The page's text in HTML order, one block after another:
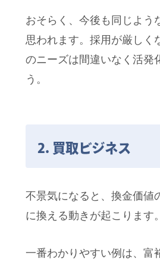
おそらく、今後も同じよう
思われます。採用が厳しく
のニーズは間違いなく活発
う。
2. 買取ビジネス
不景気になると、換金価値
に換える動きが起こります。
一番わかりやすい例は、富